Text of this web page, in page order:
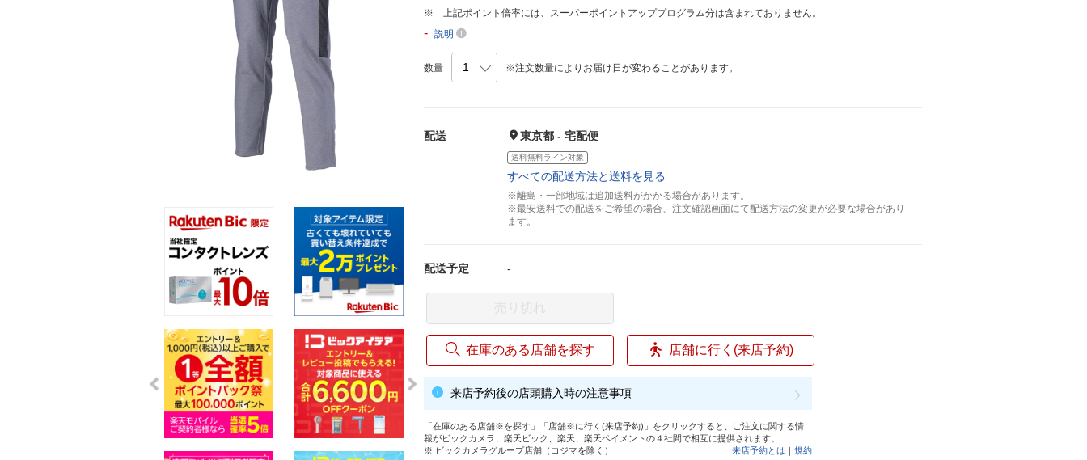
上記ポイント倍率には、スーパーポイントアッププログラム分は含まれておりません。
-説明
数量 ※注文数量によりお届け日が変わることがあります。
配送 東京都 - 宅配便
送料無料ライン対象
すべての配送方法と送料を見る
※離島・一部地域は追加送料がかかる場合があります。
※最安送料での配送をご希望の場合、注文確認画面にて配送方法の変更が必要な場合があり
ます。
配送予定 -
在庫のある店舗を探す 店舗に行く(来店予約)
来店予約後の店頭購入時の注意事項
「在庫のある店舗※を探す」「店舗※に行く(来店予約)」をクリックすると、ご注文に関する情
報がビックカメラ、楽天ビック、楽天、楽天ペイメントの４社間で相互に提供されます。
※ ビックカメラグループ店舗（コジマを除く）
来店予約とは ｜規約